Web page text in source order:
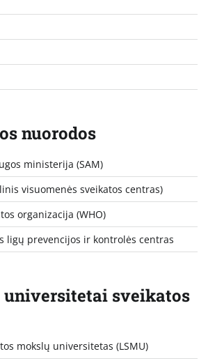
nuorodos
ministerija (SAM)
visuomenės sveikatos centras)
organizacija (WHO)
ligų prevencijos ir kontrolės centras
universitetai sveikatos
mokslų universitetas (LSMU)